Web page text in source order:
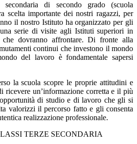
di secondo grado (scuola
scelta importante dei nostri ragazzi, per
il nostro Istituto ha organizzato per gli
serie di visite agli Istituti superiori in
dovranno affrontare. Di fronte alla
continui che investono il mondo
del lavoro è fondamentale sapersi
la scuola scopre le proprie attitudini e
ricevere un’informazione corretta e il più
di studio e di lavoro che gli si
valorizzi il percorso fatto e gli consenta
realizzazione professionale.